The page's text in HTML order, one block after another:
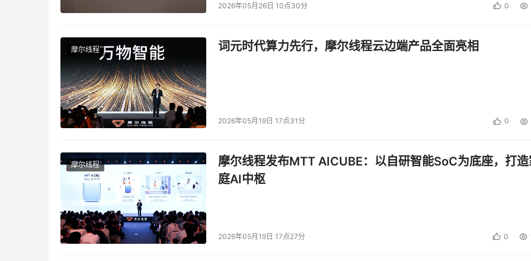
2026年05月26日 10点30分 0
摩尔线程 词元时代算力先行，摩尔线程云边端产品全面亮相
2026年05月19日 17点31分 0
摩尔线程
摩尔线程发布MTT AICUBE：以自研智能SoC为底座，打
庭AI中枢
2026年05月19日 17点27分 0